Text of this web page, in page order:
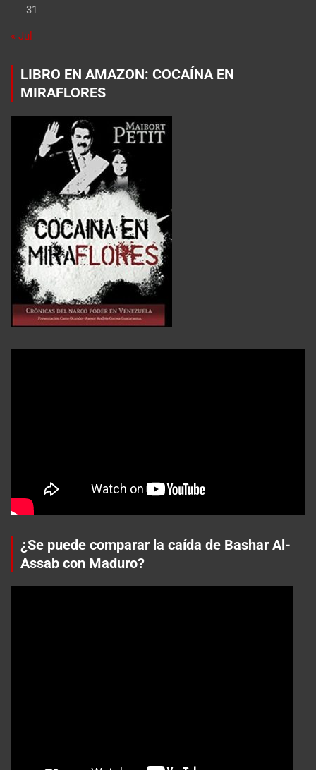
31
« Jul
LIBRO EN AMAZON: COCAÍNA EN
MIRAFLORES
¿Se puede comparar la caída de Bashar Al-
Assab con Maduro?